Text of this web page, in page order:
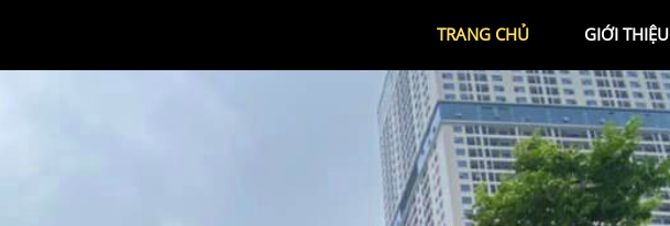
TRANG CHỦ GIỚI THIỆU